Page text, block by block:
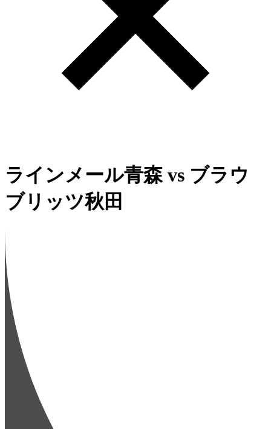
ラインメール青森 vs ブラウ
ブリッツ秋田